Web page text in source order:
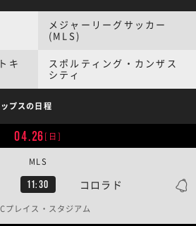
メジャーリーグサッカー
(MLS)
キ
スポルティング・カンザス
シティ
プスの日程
04.26[日]
11:30 コロラド
MLS
プレイス・スタジアム